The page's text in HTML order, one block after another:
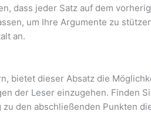
dass jeder Satz auf dem
um Ihre Argumente zu
an.
bietet dieser Absatz die
der Leser einzugehen. Finden
den abschließenden Punkten